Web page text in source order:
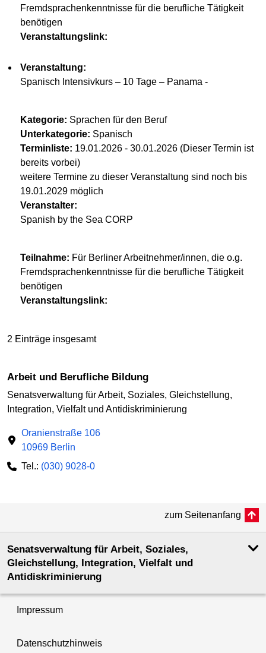
Fremdsprachenkenntnisse für die berufliche Tätigkeit
benötigen
Veranstaltungslink:
Veranstaltung:
Spanisch Intensivkurs – 10 Tage – Panama -
Kategorie: Sprachen für den Beruf
Unterkategorie: Spanisch
Terminliste: 19.01.2026 - 30.01.2026 (Dieser Termin ist
bereits vorbei)
weitere Termine zu dieser Veranstaltung sind noch bis
19.01.2029 möglich
Veranstalter:
Spanish by the Sea CORP
Teilnahme: Für Berliner Arbeitnehmer/innen, die o.g.
Fremdsprachenkenntnisse für die berufliche Tätigkeit
benötigen
Veranstaltungslink:
2 Einträge insgesamt
Arbeit und Berufliche Bildung
Senatsverwaltung für Arbeit, Soziales, Gleichstellung,
Integration, Vielfalt und Antidiskriminierung
Oranienstraße 106
10969 Berlin
Tel.: (030) 9028-0
zum Seitenanfang
Senatsverwaltung für Arbeit, Soziales,
Gleichstellung, Integration, Vielfalt und
Antidiskriminierung
Impressum
Datenschutzhinweis